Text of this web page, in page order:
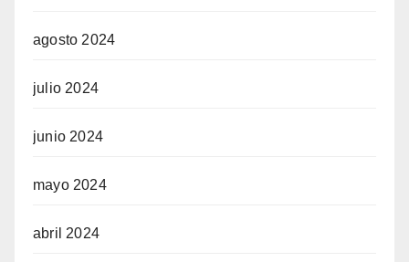
agosto 2024
julio 2024
junio 2024
mayo 2024
abril 2024